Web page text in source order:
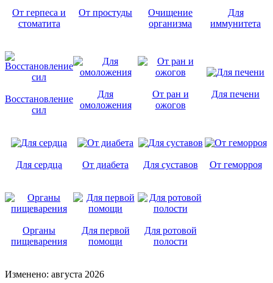
От герпеса и
стоматита
От простуды
Очищение
организма
Для
иммунитета
Восстановление
сил
Для
омоложения
От ран и
ожогов
Для печени
Для сердца От диабета Для суставов От геморроя
Органы
пищеварения
Для первой
помощи
Для ротовой
полости
Изменено: августа 2026